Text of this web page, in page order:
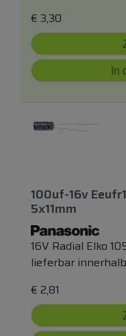
€ 3,30
In
100uf-16v
5x11mm
16V Radial Elko
lieferbar
€ 2,81